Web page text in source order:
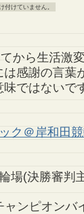
付けていません。
から生活激
感謝の言葉
ではないで
ク＠岸和田
場(決勝審判
ンピオンバ